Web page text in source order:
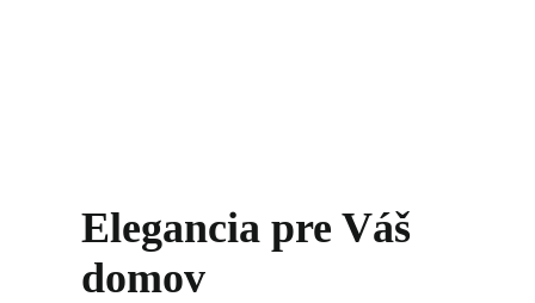
Elegancia pre Váš
domov